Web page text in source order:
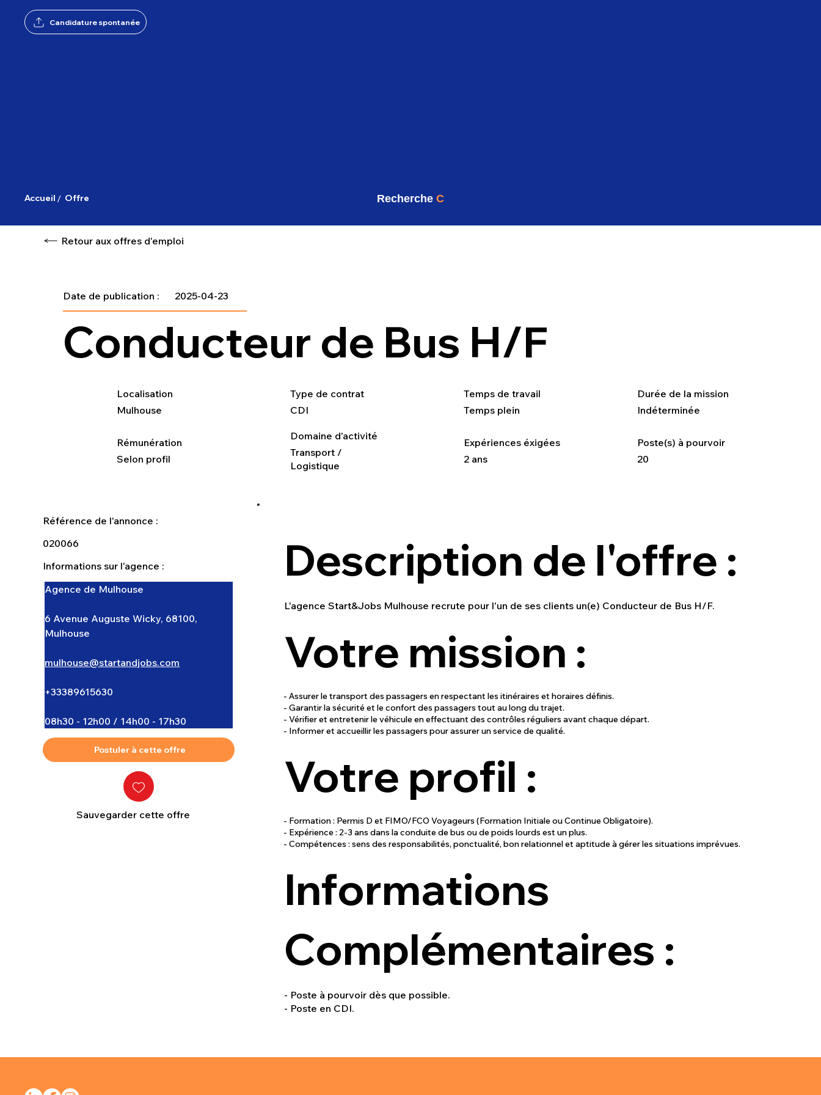
Candidature spontanée
Retour aux offres d'emploi
Conducteur de Bus H/F
2025-04-23
Date de publication :
Rémunération
Selon profil
Domaine d'activité
Transport /
Logistique
Expériences éxigées
2 ans
Poste(s) à pourvoir
20
Localisation
Mulhouse
Type de contrat
CDI
Temps de travail
Temps plein
Durée de la mission
Indéterminée
Description de l'offre :
L'agence Start&Jobs Mulhouse recrute pour l'un de ses clients un(e) Conducteur de Bus H/F.
Votre mission :
- Assurer le transport des passagers en respectant les itinéraires et horaires définis.
- Garantir la sécurité et le confort des passagers tout au long du trajet.
- Vérifier et entretenir le véhicule en effectuant des contrôles réguliers avant chaque départ.
- Informer et accueillir les passagers pour assurer un service de qualité.
Votre profil :
- Formation : Permis D et FIMO/FCO Voyageurs (Formation Initiale ou Continue Obligatoire).
- Expérience : 2-3 ans dans la conduite de bus ou de poids lourds est un plus.
- Compétences : sens des responsabilités, ponctualité, bon relationnel et aptitude à gérer les situations imprévues.
Informations
Complémentaires :
- Poste à pourvoir dès que possible.
- Poste en CDI.
Référence de l'annonce :
020066
Informations sur l'agence :
Agence de Mulhouse
6 Avenue Auguste Wicky, 68100,
Mulhouse
mulhouse@startandjobs.com
+33389615630
08h30 - 12h00 / 14h00 - 17h30
Postuler à cette offre
Sauvegarder cette offre
Accueil / Offre Recherche C